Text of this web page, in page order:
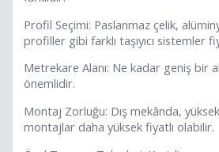
Profil Seçimi: Paslanmaz çelik,
profiller gibi farklı taşıyıcı sistemler
Metrekare Alanı: Ne kadar geniş bir
önemlidir.
Montaj Zorluğu: Dış mekânda,
montajlar daha yüksek fiyatlı olabilir.